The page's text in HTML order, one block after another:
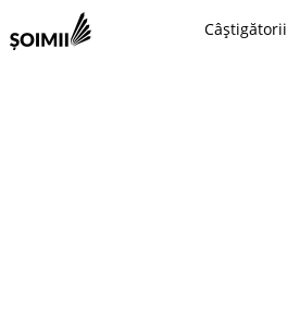
Câștigătorii